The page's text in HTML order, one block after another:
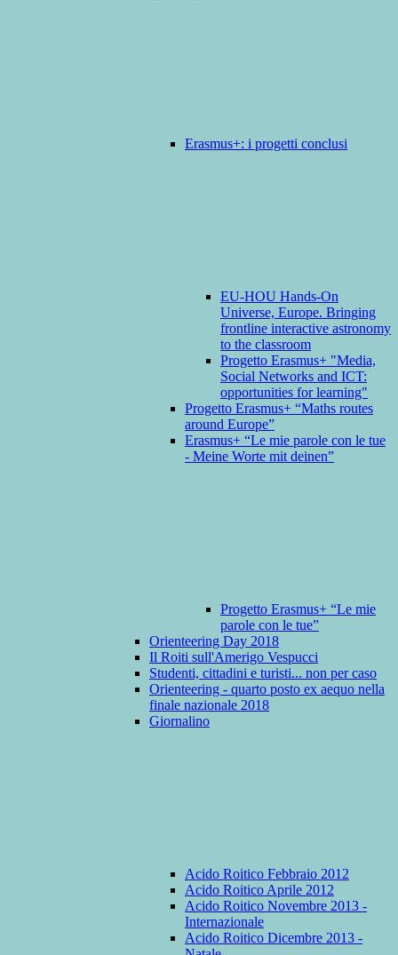
Erasmus+: i progetti conclusi
EU-HOU Hands-On
Universe, Europe. Bringing
frontline interactive astronomy
to the classroom
Progetto Erasmus+ "Media,
Social Networks and ICT:
opportunities for learning"
Progetto Erasmus+ “Maths routes
around Europe”
Erasmus+ “Le mie parole con le tue
- Meine Worte mit deinen”
Progetto Erasmus+ “Le mie
parole con le tue”
Orienteering Day 2018
Il Roiti sull'Amerigo Vespucci
Studenti, cittadini e turisti... non per caso
Orienteering - quarto posto ex aequo nella
finale nazionale 2018
Giornalino
Acido Roitico Febbraio 2012
Acido Roitico Aprile 2012
Acido Roitico Novembre 2013 -
Internazionale
Acido Roitico Dicembre 2013 -